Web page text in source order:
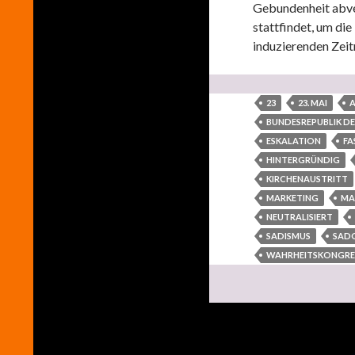
Gebundenheit
stattfindet, um die
induzierenden
23 23. MAI
BUNDESREPUBLIK
ESKALATION
HINTERGRÜNDIG
KIRCHENAUSTRITT
MARKETING
NEUTRALISIERT
SADISMUS